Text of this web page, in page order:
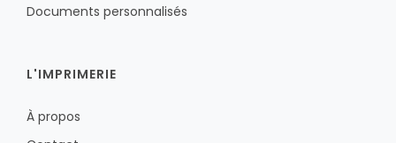
Documents personnalisés
L'IMPRIMERIE
À propos